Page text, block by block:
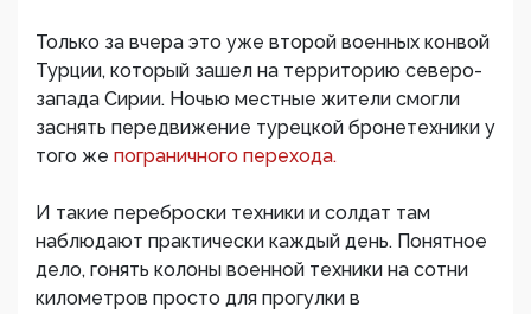
Только за вчера это уже второй военных конвой
Турции, который зашел на территорию северо-
запада Сирии. Ночью местные жители смогли
заснять передвижение турецкой бронетехники у
того же пограничного перехода.
И такие переброски техники и солдат там
наблюдают практически каждый день. Понятное
дело, гонять колоны военной техники на сотни
километров просто для прогулки в